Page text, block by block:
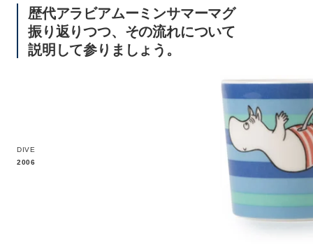
歴代アラビアムーミンサマーマグ
振り返りつつ、その流れについて
説明して参りましょう。
DIVE
2006